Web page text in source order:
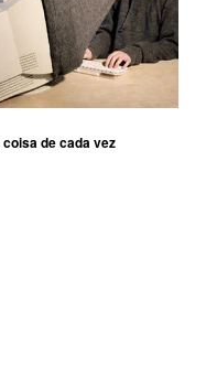
coisa de cada vez